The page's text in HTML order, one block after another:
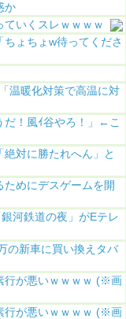
か
ていくスレｗｗｗｗ
ょちょw待ってくださ
温暖化対策で高温に対
だ！風ｲ谷やろ！」←こ
絶対に勝たれへん」と
ためにデスゲームを開
河鉄道の夜」がEテレ
の新車に買い換えタバ
行が悪いｗｗｗｗ (※画
行が悪いｗｗｗｗ (※画